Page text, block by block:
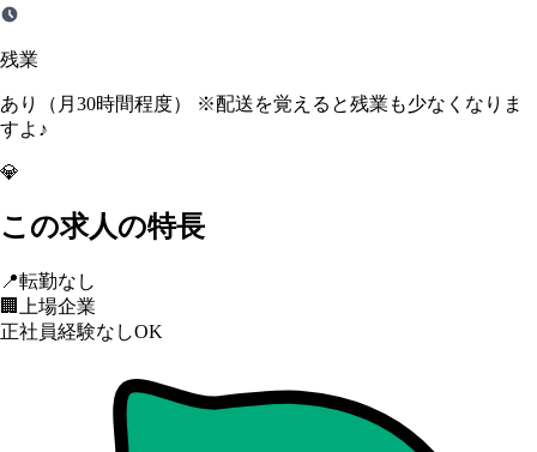
残業
あり（月30時間程度） ※配送を覚えると残業も少なくなりま
すよ♪
💎
この求人の特長
📍転勤なし
🏢
上場企業
正社員経験なしOK